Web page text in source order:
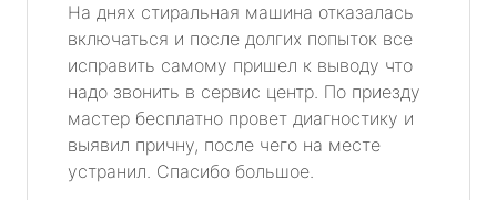
На днях стиральная машина отказалась
включаться и после долгих попыток все
исправить самому пришел к выводу что
надо звонить в сервис центр. По приезду
мастер бесплатно провет диагностику и
выявил причну, после чего на месте
устранил. Спасибо большое.